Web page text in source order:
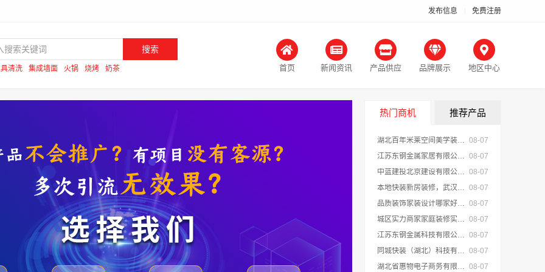
发布信息 免费注册
搜索
清洗 集成墙面 火锅 烧烤 奶茶 首页 新闻资讯 产品供应 品牌展示 地区中心
热门商机 推荐产品
湖北百年米莱空间美学装饰材料有限公司-襄阳设计装修轻奢风 08-07
江苏东钢金属家居有限公司免费高端定制服务指南 08-07
中蓝建投北京建设有限公司四川全包重钢别墅婚房布置 08-07
本地快装新房装修，武汉轻量家庭装修推荐 08-07
品质装饰家装设计哪家好-佛山市雅居美家建筑装饰工程有限公司 08-07
城区实力商家家庭装修实景案例，顶派全铝高端定制 08-07
江苏东钢金属科技有限公司不锈钢家具生产基地好吗 08-07
同城快装（湖北）科技有限公司：光谷公寓改造极简风科技家装 08-07
湖北省惠物电子商务有限公司：最新生鲜食品网站价格一览 08-07